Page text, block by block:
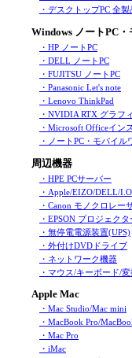
・デスクトップPC 全
Windows ノートPC
・HP ノートPC
・DELL ノートPC
・FUJITSU ノートPC
・Panasonic Let's note
・Lenovo ThinkPad
・NVIDIA RTX グラフ
・Microsoft Officeイン
・ノートPC・モバイ
周辺機器
・HPE PCサーバー
・Apple/EIZO/DELL/
・Canon モノクロレー
・EPSON プロジェクタ
・無停電電源装置(UPS)
・外付けDVDドライブ
・ネットワーク機器
・マウス/キーボード/
Apple Mac
・Mac Studio/Mac mini
・MacBook Pro/
・Mac Pro
・iMac